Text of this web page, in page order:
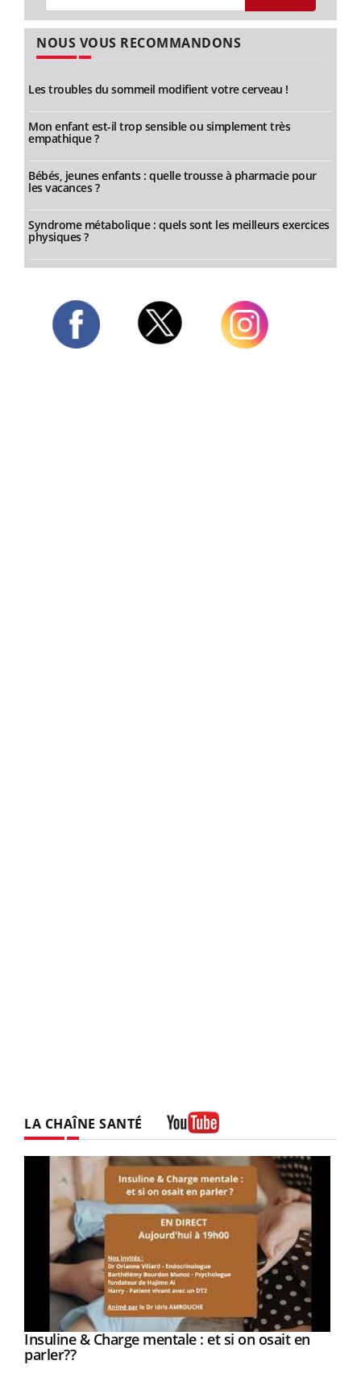
NOUS VOUS RECOMMANDONS
Les troubles du sommeil modifient votre cerveau !
Mon enfant est-il trop sensible ou simplement très
empathique ?
Bébés, jeunes enfants : quelle trousse à pharmacie pour
les vacances ?
Syndrome métabolique : quels sont les meilleurs exercices
physiques ?
LA CHAÎNE SANTÉ
Youtube
Insuline & Charge mentale : et si on osait en
parler??Youtube